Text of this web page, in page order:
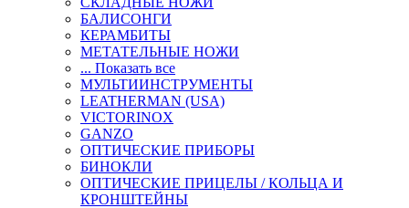
БАЛИСОНГИ
КЕРАМБИТЫ
МЕТАТЕЛЬНЫЕ НОЖИ
... Показать все
МУЛЬТИИНСТРУМЕНТЫ
LEATHERMAN (USA)
VICTORINOX
GANZO
ОПТИЧЕСКИЕ ПРИБОРЫ
БИНОКЛИ
ОПТИЧЕСКИЕ ПРИЦЕЛЫ / КОЛЬЦА И
КРОНШТЕЙНЫ